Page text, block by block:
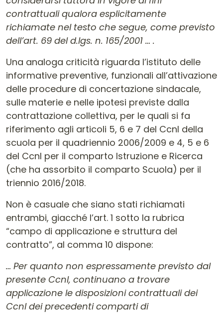
contrattuali qualora esplicitamente
richiamate nel testo che segue, come previsto
dell’art. 69 del d.lgs. n. 165/2001 … .
Una analoga criticità riguarda l’istituto delle
informative preventive, funzionali all’attivazione
delle procedure di concertazione sindacale,
sulle materie e nelle ipotesi previste dalla
contrattazione collettiva, per le quali si fa
riferimento agli articoli 5, 6 e 7 del Ccnl della
scuola per il quadriennio 2006/2009 e 4, 5 e 6
del Ccnl per il comparto Istruzione e Ricerca
(che ha assorbito il comparto Scuola) per il
triennio 2016/2018.
Non è casuale che siano stati richiamati
entrambi, giacché l’art. 1 sotto la rubrica
“campo di applicazione e struttura del
contratto”, al comma 10 dispone:
… Per quanto non espressamente previsto dal
presente Ccnl, continuano a trovare
applicazione le disposizioni contrattuali dei
Ccnl dei precedenti comparti di